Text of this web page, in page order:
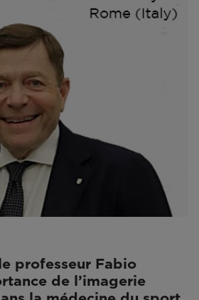
professeur Fabio
de l’imagerie